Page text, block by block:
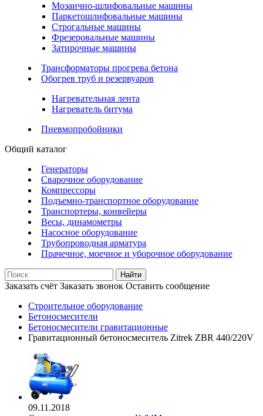
Мозаично-шлифовальные машины
Паркетошлифовальные машины
Строгальные машины
Фрезеровальные машины
Затирочные машины
Трансформаторы прогрева бетона
Обогрев труб и резервуаров
Нагревательная лента
Нагреватель битума
Пневмопробойники
Общий каталог
Генераторы
Сварочное оборудование
Компрессоры
Подъемно-транспортное оборудование
Транспортеры, конвейеры
Весы, динамометры
Насосное оборудование
Трубопроводная арматура
Прачечное, моечное и уборочное оборудование
Найти
Заказать счёт Заказать звонок Оставить сообщение
Строительное оборудование
Бетоносмесители
Бетоносмесители гравитационные
Гравитационный бетоносмеситель Zitrek ZBR 440/220V
09.11.2018